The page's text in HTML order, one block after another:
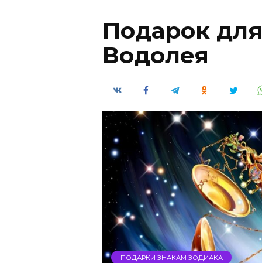
Подарок
Водолея
ПОДАРКИ ЗНАКАМ ЗОДИАКА